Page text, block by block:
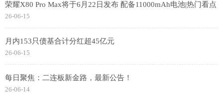
荣耀X80 Pro Max将于6月22日发布 配备11000mAh电池|热门看点
26-06-15
月内153只债基合计分红超45亿元
26-06-15
每日聚焦：二连板新金路，最新公告！
26-06-14